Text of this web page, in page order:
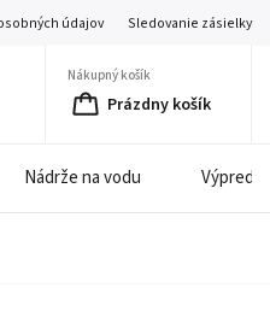
údajov Sledovanie zásielky
Nákupný košík
Prázdny košík
Nádrže na vodu